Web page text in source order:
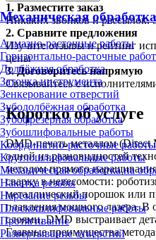
Механическая обработка
Алмазно-расточные работы
Горизонтально-расточные
Долбёжная обработка
Заточка инструмента
Зенкерование отверстий
Зубодолбёжная обработка
Зубофрезерная обработка
Зубошлифовальные работы
Координатно-расточные работы
Круглошлифовальные работы
Механическая обработка на
Накатка резьбы
Нарезание резьбы
Плоскошлифовальные работы
Протягивание
Развертывание отверстий
1. Разместите заказ
Никаких звонков и рассылок.
2. Сравните предложения
Изучите отзывы и рейтинг
цены
3.Договоритесь напрямую
Связывайтесь с
Коротко об услуге
DMD-печать металлом (Direct
одной из разновидностей
методом прямого
сварку в невесомости:
металлический порошок или
плавления мощного лазера. В
слоями, DMD выстраивает
Главные преимущества